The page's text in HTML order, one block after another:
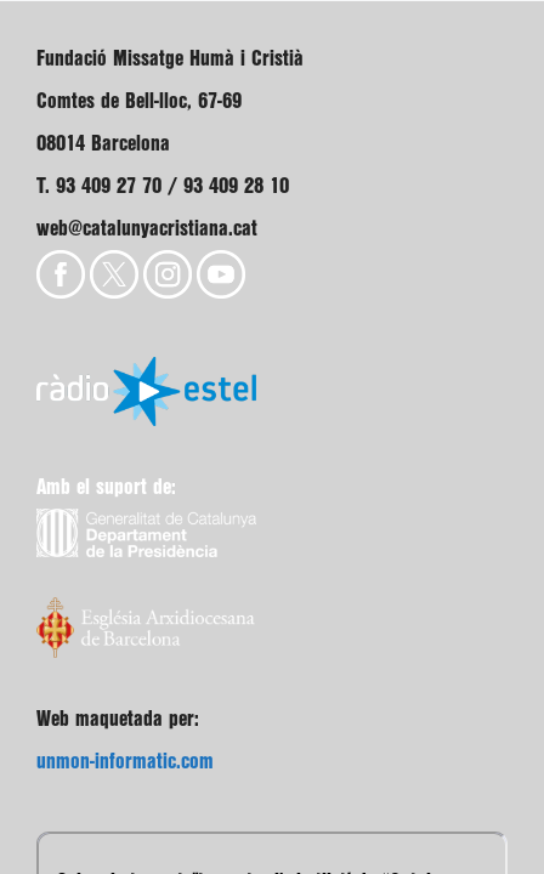
Fundació Missatge Humà i Cristià
Comtes de Bell-lloc, 67-69
08014 Barcelona
T. 93 409 27 70 / 93 409 28 10
web@catalunyacristiana.cat
Amb el suport de:
Web maquetada per:
unmon-informatic.com